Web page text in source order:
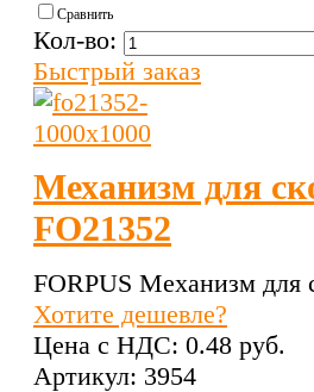
Сравнить
Кол-во:
Быстрый заказ
Механизм для
FO21352
FORPUS Механизм для
Хотите дешевле?
Цена с НДС: 0.48 pуб.
Артикул: 3954